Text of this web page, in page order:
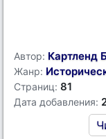
Автор: Картленд
Жанр:
Страниц: 81
Дата добавления: